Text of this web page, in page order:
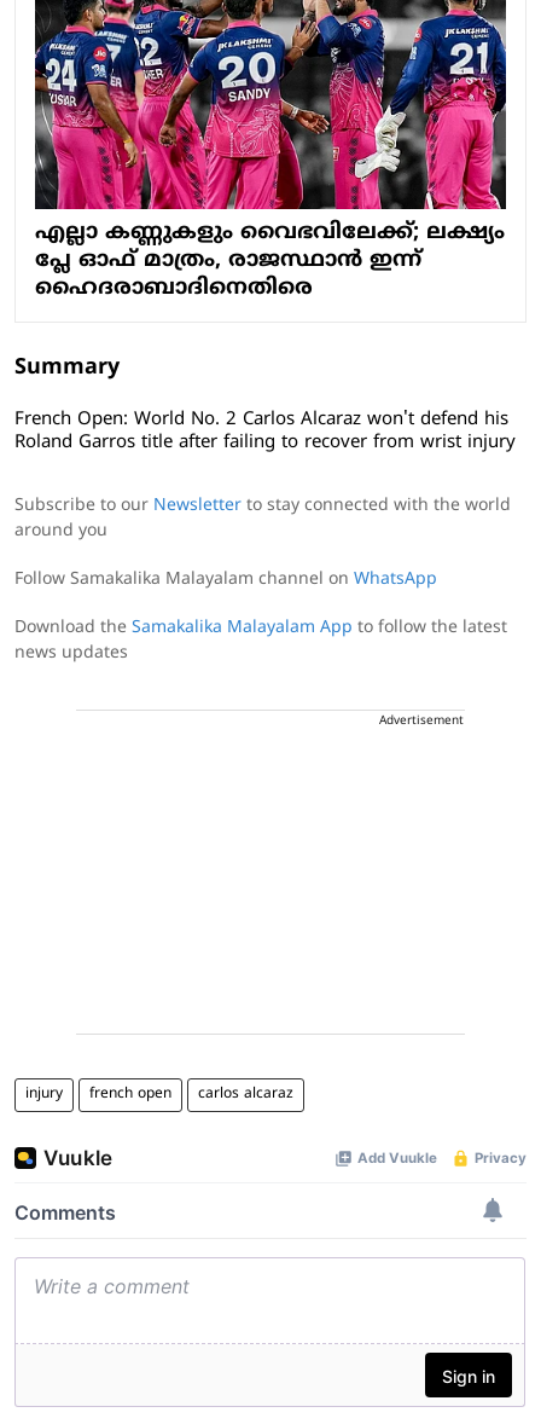
എല്ലാ കണ്ണുകളും വൈഭവിലേക്ക്; ലക്ഷ്യം
പ്ലേ ഓഫ് മാത്രം, രാജസ്ഥാൻ ഇന്ന്
ഹൈദരാബാദിനെതിരെ
Summary
French Open: World No. 2 Carlos Alcaraz won't defend his
Roland Garros title after failing to recover from wrist injury
Subscribe to our Newsletter to stay connected with the world
around you
Follow Samakalika Malayalam channel on WhatsApp
Download the Samakalika Malayalam App to follow the latest
news updates
Advertisement
injury french open carlos alcaraz